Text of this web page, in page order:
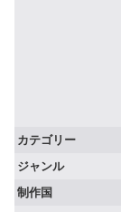
カテゴリー
ジャンル
制作国